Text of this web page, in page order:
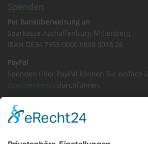
Spenden
Per Banküberweisung an
Sparkasse Aschaffenburg-Miltenberg
IBAN DE34 7955 0000 0000 0018 26
PayPal
Spenden über PayPal können Sie einfach
Spendenkonto durchführen.
Sachspenden
Amazon Wunschliste